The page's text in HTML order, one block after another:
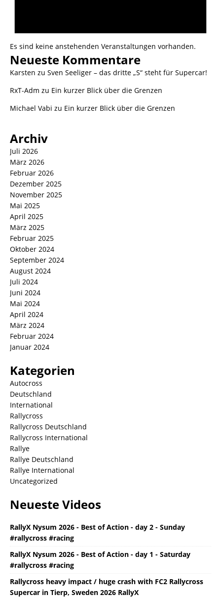
Es sind keine anstehenden Veranstaltungen vorhanden.
Neueste Kommentare
Karsten zu Sven Seeliger – das dritte „S“ steht für Supercar!
RxT-Adm zu Ein kurzer Blick über die Grenzen
Michael Vabi zu Ein kurzer Blick über die Grenzen
Archiv
Juli 2026
März 2026
Februar 2026
Dezember 2025
November 2025
Mai 2025
April 2025
März 2025
Februar 2025
Oktober 2024
September 2024
August 2024
Juli 2024
Juni 2024
Mai 2024
April 2024
März 2024
Februar 2024
Januar 2024
Kategorien
Autocross
Deutschland
International
Rallycross
Rallycross Deutschland
Rallycross International
Rallye
Rallye Deutschland
Rallye International
Uncategorized
Neueste Videos
RallyX Nysum 2026 - Best of Action - day 2 - Sunday
#rallycross #racing
RallyX Nysum 2026 - Best of Action - day 1 - Saturday
#rallycross #racing
Rallycross heavy impact / huge crash with FC2 Rallycross
Supercar in Tierp, Sweden 2026 RallyX